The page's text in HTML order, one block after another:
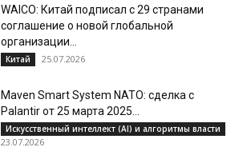
WAICO: Китай подписал с 29 странами
соглашение о новой глобальной
организации...
Китай 25.07.2026
Maven Smart System NATO: сделка с
Palantir от 25 марта 2025...
Искусственный интеллект (AI) и алгоритмы власти
23.07.2026